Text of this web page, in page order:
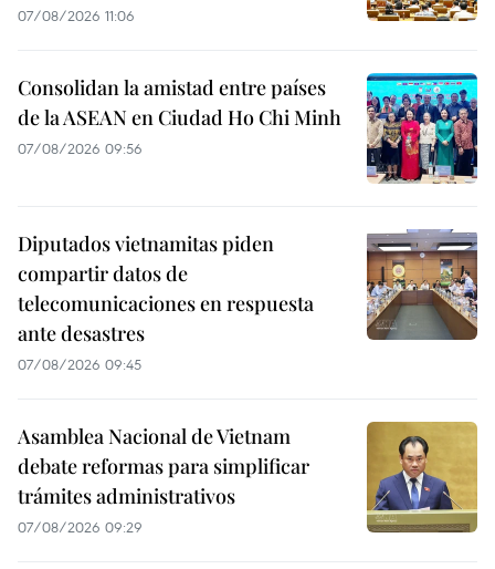
07/08/2026 11:06
Consolidan la amistad entre países
de la ASEAN en Ciudad Ho Chi Minh
07/08/2026 09:56
Diputados vietnamitas piden
compartir datos de
telecomunicaciones en respuesta
ante desastres
07/08/2026 09:45
Asamblea Nacional de Vietnam
debate reformas para simplificar
trámites administrativos
07/08/2026 09:29